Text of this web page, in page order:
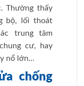
Thường thấy
bộ, lối thoát
trung tâm
cư, hay
nổ lớn…
chống